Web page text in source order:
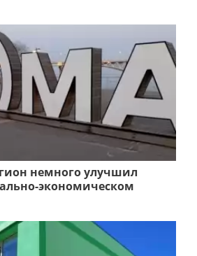
немного улучшил
экономическом